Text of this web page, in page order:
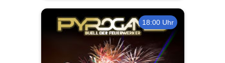
18:00 Uhr